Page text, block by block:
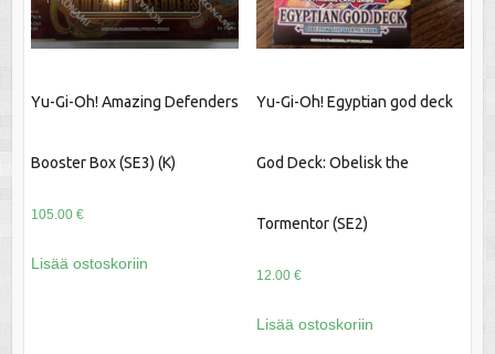
Yu-Gi-Oh! Amazing Defenders
Booster Box (SE3) (K)
105.00 €
Lisää ostoskoriin
Yu-Gi-Oh! Egyptian god deck
God Deck: Obelisk the
Tormentor (SE2)
12.00 €
Lisää ostoskoriin